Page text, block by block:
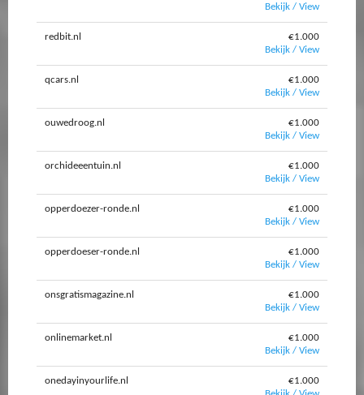
Bekijk / View
redbit.nl
€1.000
Bekijk / View
qcars.nl
€1.000
Bekijk / View
ouwedroog.nl
€1.000
Bekijk / View
orchideeentuin.nl
€1.000
Bekijk / View
opperdoezer-ronde.nl
€1.000
Bekijk / View
opperdoeser-ronde.nl
€1.000
Bekijk / View
onsgratismagazine.nl
€1.000
Bekijk / View
onlinemarket.nl
€1.000
Bekijk / View
onedayinyourlife.nl
€1.000